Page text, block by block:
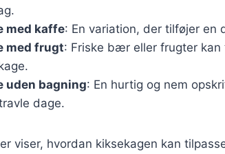
med kaffe: En variation, der tilføjer en
med frugt: Friske bær eller frugter
uden bagning: En hurtig og nem
dage.
viser, hvordan kiksekagen kan